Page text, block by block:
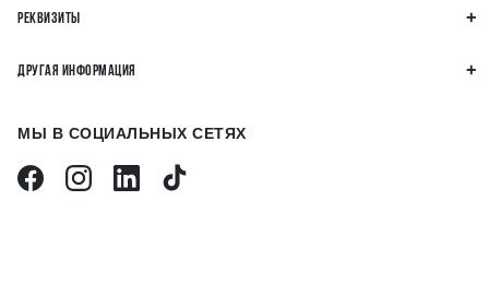
РЕКВИЗИТЫ
ДРУГАЯ ИНФОРМАЦИЯ
МЫ В СОЦИАЛЬНЫХ СЕТЯХ